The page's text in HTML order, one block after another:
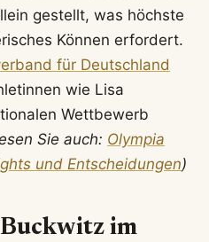
gestellt, was höchste
Können erfordert.
für Deutschland
wie Lisa
Wettbewerb
Sie auch: Olympia
und Entscheidungen)
im